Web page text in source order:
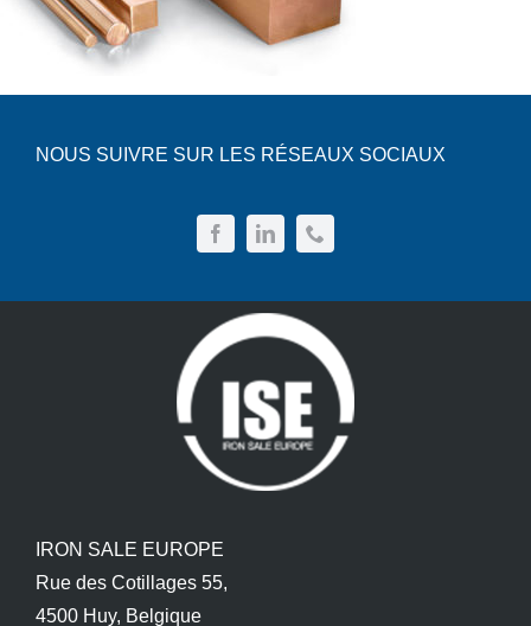
NOUS SUIVRE SUR LES RÉSEAUX SOCIAUX
IRON SALE EUROPE
Rue des Cotillages 55,
4500 Huy, Belgique